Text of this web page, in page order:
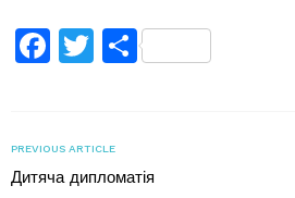
Facebook
TwitterПоділитися
PREVIOUS ARTICLE
Дитяча дипломатія